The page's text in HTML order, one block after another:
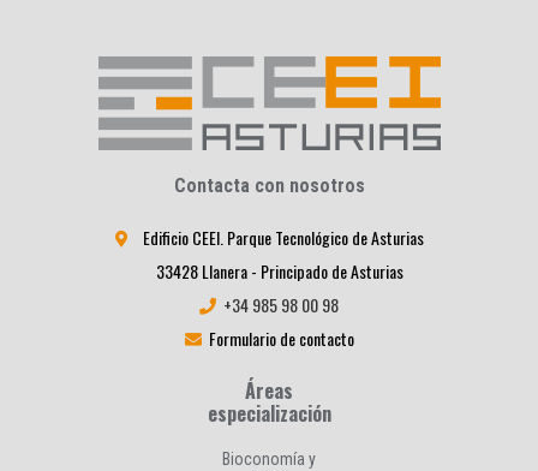
Contacta con nosotros
Edificio CEEI. Parque Tecnológico de Asturias
33428 Llanera - Principado de Asturias
+34 985 98 00 98
Formulario de contacto
Áreas
especialización
Bioconomía y